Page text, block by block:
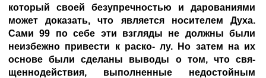
который своей безупречностью и дарованиями
может доказать, что является носителем Духа.
Сами 99 по себе эти взгляды не должны были
неизбежно привести к раско- лу. Но затем на их
основе были сделаны выводы о том, что свя-
щеннодействия, выполненные недостойным